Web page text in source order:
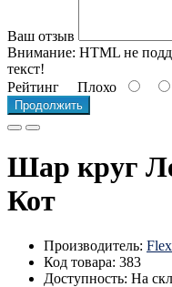
Ваш отзыв
Внимание: HTML не
текст!
Рейтинг Плохо
Продолжить
Шар круг
Кот
Производитель:
Код товара: 383
Доступность: На